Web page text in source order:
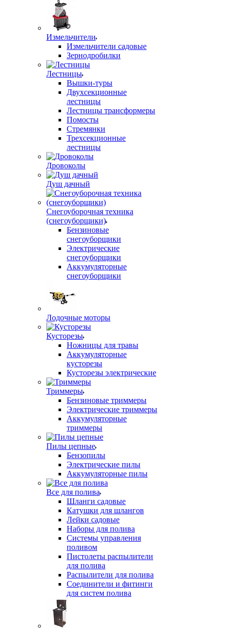
Измельчители
Измельчители садовые
Зернодробилки
Лестницы
Вышки-туры
Двухсекционные
лестницы
Лестницы трансформеры
Помосты
Стремянки
Трехсекционные
лестницы
Дровоколы
Душ дачный
Снегоуборочная техника
(снегоуборщики)
Бензиновые
снегоуборщики
Электрические
снегоуборщики
Аккумуляторные
снегоуборщики
Лодочные моторы
Кусторезы
Ножницы для травы
Аккумуляторные
кусторезы
Кусторезы электрические
Триммеры
Бензиновые триммеры
Электрические триммеры
Аккумуляторные
триммеры
Пилы цепные
Бензопилы
Электрические пилы
Аккумуляторные пилы
Все для полива
Шланги садовые
Катушки для шлангов
Лейки садовые
Наборы для полива
Системы управления
поливом
Пистолеты распылители
для полива
Распылители для полива
Соединители и фитинги
для систем полива